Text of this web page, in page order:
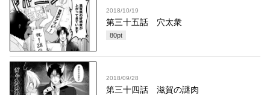
2018/10/19
第三十五話 穴太衆
80pt
2018/09/28
第三十四話 滋賀の謎肉